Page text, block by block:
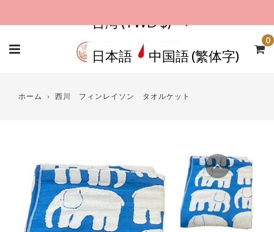
ン
ン
0
ホーム › 西川 フィンレイソン タオルケット
台湾 (TWD $)
日本語 中国語 (繁体字)